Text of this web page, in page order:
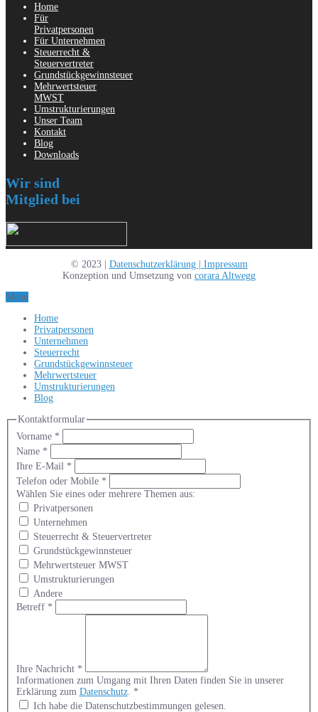
Home
Für
Privatpersonen
Für Unternehmen
Steuerrecht &
Steuervertreter
Grundstückgewinnsteuer
Mehrwertsteuer
MWST
Umstrukturierungen
Unser Team
Kontakt
Blog
Downloads
Wir sind
Mitglied bei
© 2023 | Datenschutzerklärung | Impressum
Konzeption und Umsetzung von corara Altwegg
Menu
Home
Privatpersonen
Unternehmen
Steuerrecht
Grundstückgewinnsteuer
Mehrwertsteuer
Umstrukturierungen
Blog
Kontaktformular
Vorname *
Name *
Ihre E-Mail *
Telefon oder Mobile *
Wählen Sie eines oder mehrere Themen aus:
Privatpersonen
Unternehmen
Steuerrecht & Steuervertreter
Grundstückgewinnsteuer
Mehrwertsteuer MWST
Umstrukturierungen
Andere
Betreff *
Ihre Nachricht *
Informationen zum Umgang mit Ihren Daten finden Sie in unserer
Erklärung zum Datenschutz. *
Ich habe die Datenschutzbestimmungen gelesen.